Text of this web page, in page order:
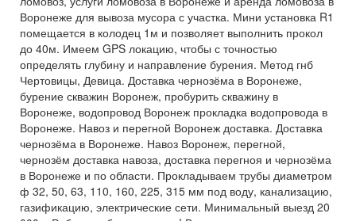
Воронеже для вывоза мусора с участка. Мини установка R1
помещается в колодец 1м и позволяет выполнить прокол
до 40м. Имеем GPS локацию, чтобы с точностью
определять глубину и направление бурения. Метод гнб
Чертовицы, Девица. Доставка чернозёма в Воронеже,
бурение скважин Воронеж, пробурить скважину в
Воронеже, водопровод Воронеж прокладка водопровода в
Воронеже. Навоз и перегной Воронеж доставка. Доставка
чернозёма в Воронеже. Навоз Воронеж, перегной,
чернозём доставка навоза, доставка перегноя и чернозёма
в Воронеже и по области. Прокладываем трубы диаметром
ф 32, 50, 63, 110, 160, 225, 315 мм под воду, канализацию,
газификацию, электрические сети. Минимальный выезд 20